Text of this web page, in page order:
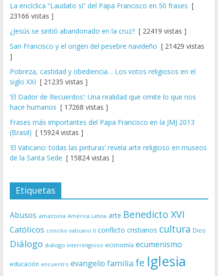
La encíclica “Laudato si” del Papa Francisco en 50 frases [
23166 vistas ]
¿Jesús se sintió abandonado en la cruz?[ 22419 vistas ]
San Francisco y el origen del pesebre navideño [ 21429 vistas
]
Pobreza, castidad y obediencia… Los votos religiosos en el
siglo XXI [ 21235 vistas ]
‘El Dador de Recuerdos’: Una realidad que omite lo que nos
hace humanos [ 17268 vistas ]
Frases más importantes del Papa Francisco en la JMJ 2013
(Brasil) [ 15924 vistas ]
‘El Vaticano: todas las pinturas’ revela arte religioso en museos
de la Santa Sede [ 15824 vistas ]
Etiquetas
Abusos amazonía América Latina arte Benedicto XVI
Católicos concilio vaticano II conflicto cristianos cultura Dios
Diálogo diálogo interreligioso economía ecumenismo
educación encuentro evangelio familia fe Iglesia